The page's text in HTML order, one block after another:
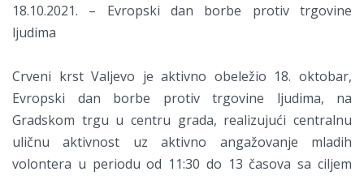
18.10.2021. – Evropski dan borbe protiv trgovine
ljudima
Crveni krst Valjevo je aktivno obeležio 18. oktobar,
Evropski dan borbe protiv trgovine ljudima, na
Gradskom trgu u centru grada, realizujući centralnu
uličnu aktivnost uz aktivno angažovanje mladih
volontera u periodu od 11:30 do 13 časova sa ciljem